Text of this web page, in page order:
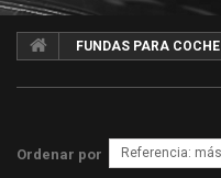
FUNDAS PARA COCHE
Ordenar por